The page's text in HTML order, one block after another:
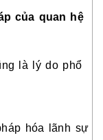
của quan hệ
là lý do phổ
hóa lãnh sự